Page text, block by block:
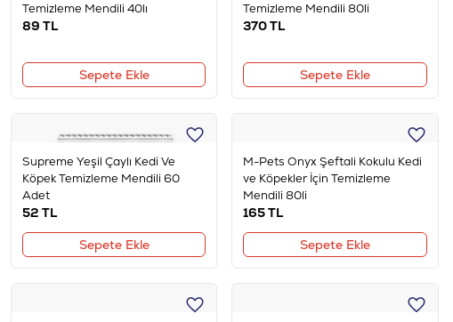
Temizleme Mendili 40lı
89 TL
Sepete Ekle
Temizleme Mendili 80li
370TL
Sepete Ekle
Supreme Yeşil Çaylı Kedi Ve
Köpek Temizleme Mendili 60
Adet
52 TL
Sepete Ekle
M-Pets Onyx Şeftali Kokulu Kedi
ve Köpekler İçin Temizleme
Mendili 80li
165TL
Sepete Ekle